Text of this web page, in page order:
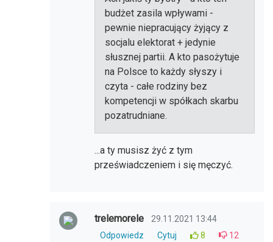
budżet zasila wpływami -
pewnie niepracujący żyjący z
socjalu elektorat + jedynie
słusznej partii. A kto pasożytuje
na Polsce to każdy słyszy i
czyta - całe rodziny bez
kompetencji w spółkach skarbu
pozatrudniane.
...a ty musisz żyć z tym
przeświadczeniem i się męczyć.
trelemorele
29.11.2021 13:44
Odpowiedz
Cytuj 8
12